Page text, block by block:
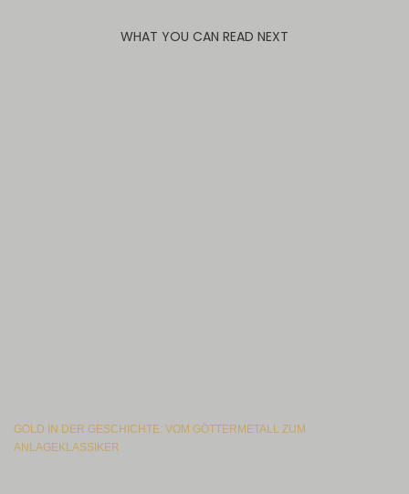
WHAT YOU CAN READ NEXT
GOLD IN DER GESCHICHTE: VOM GÖTTERMETALL ZUM
ANLAGEKLASSIKER